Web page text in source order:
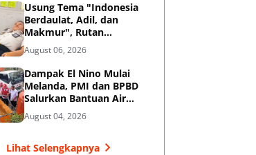
Usung Tema "Indonesia
Berdaulat, Adil, dan
Makmur", Rutan
Ponorogo Gelar Donor
Darah Kemanusiaan
Sambut HUT RI ke-81
August 06, 2026
Dampak El Nino Mulai
Melanda, PMI dan BPBD
Salurkan Bantuan Air
Bersih ke Desa Terdampak
di Ponorogo
August 04, 2026
Lihat Selengkapnya